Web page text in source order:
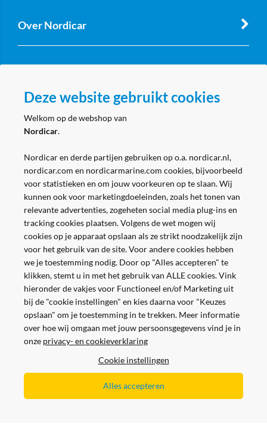
Over Nordicar
Volg ons
Veilig en gemakkelijk betalen
Deze website gebruikt cookies
Welkom op de webshop van
Nordicar.
Nordicar en derde partijen gebruiken op o.a. nordicar.nl,
nordicar.com en nordicarmarine.com cookies, bijvoorbeeld
voor statistieken en om jouw voorkeuren op te slaan. Wij
kunnen ook voor marketingdoeleinden, zoals het tonen van
relevante advertenties, zogeheten social media plug-ins en
tracking cookies plaatsen. Volgens de wet mogen wij
cookies op je apparaat opslaan als ze strikt noodzakelijk zijn
voor het gebruik van de site. Voor andere cookies hebben
we je toestemming nodig. Door op "Alles accepteren" te
klikken, stemt u in met het gebruik van ALLE cookies. Vink
hieronder de vakjes voor Functioneel en/of Marketing uit
bij de "cookie instellingen" en kies daarna voor "Keuzes
opslaan" om je toestemming in te trekken. Meer informatie
over hoe wij omgaan met jouw persoonsgegevens vind je in
onze privacy- en cookieverklaring
Cookie instellingen
Alles accepteren